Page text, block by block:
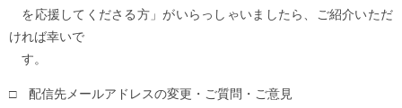
を応援してくださる方」がいらっしゃいましたら、ご紹介いただ
ければ幸いで
す。
□ 配信先メールアドレスの変更・ご質問・ご意見